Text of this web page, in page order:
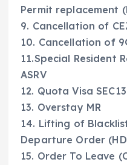
Permit replacement
9. Cancellation of
10. Cancellation of
11.Special Resident
ASRV
12. Quota Visa SEC13
13. Overstay MR
14. Lifting of
Departure Order
15. Order To Leave